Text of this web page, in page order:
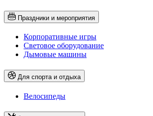
Праздники и мероприятия
Корпоративные игры
Световое оборудование
Дымовые машины
Для спорта и отдыха
Велосипеды